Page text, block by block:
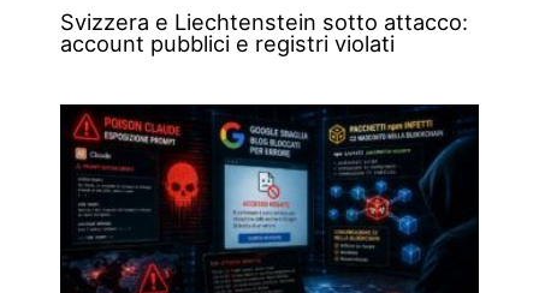
Svizzera e Liechtenstein sotto attacco:
account pubblici e registri violati